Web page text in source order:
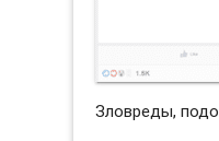
Зловреды,